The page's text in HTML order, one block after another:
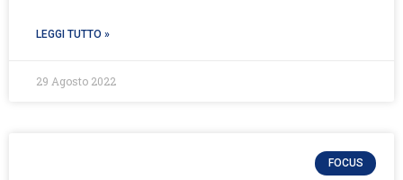
LEGGI TUTTO »
29 Agosto 2022
FOCUS